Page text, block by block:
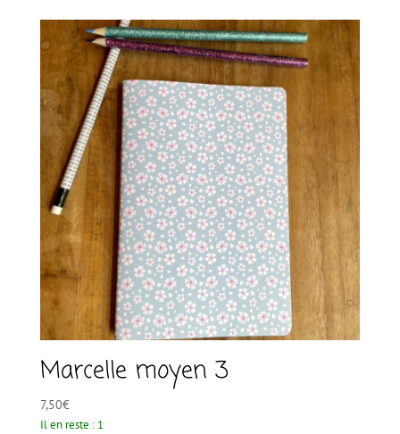
Marcelle moyen 3
7,50€
Il en reste : 1